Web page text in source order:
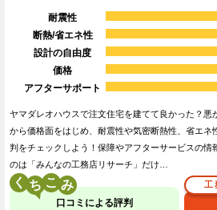
耐震性
断熱/省エネ性
設計の自由度
価格
アフターサポート
ヤマダレオハウスで注文住宅を建てて良かった？悪
から価格面をはじめ、耐震性や気密断熱性、省エネ
判をチェックしよう！保障やアフターサービスの情
のは「みんなの工務店リサーチ」だけ…
く こ
口コミによる評判
工